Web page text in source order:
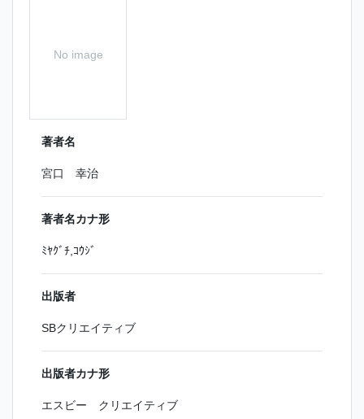
No image
著者名
宮口 幸治
著者名カナ形
ﾐﾔｸﾞﾁ,ｺｳｼﾞ
出版者
SBクリエイティブ
出版者カナ形
エスビー クリエイティブ